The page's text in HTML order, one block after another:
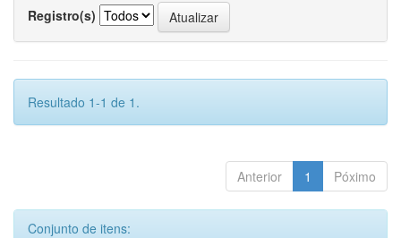
Registro(s)
Resultado 1-1 de 1.
Anterior 1 Póximo
Conjunto de itens: